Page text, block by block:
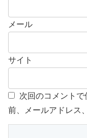
メール
サイト
次回のコメント
前、メールアドレス